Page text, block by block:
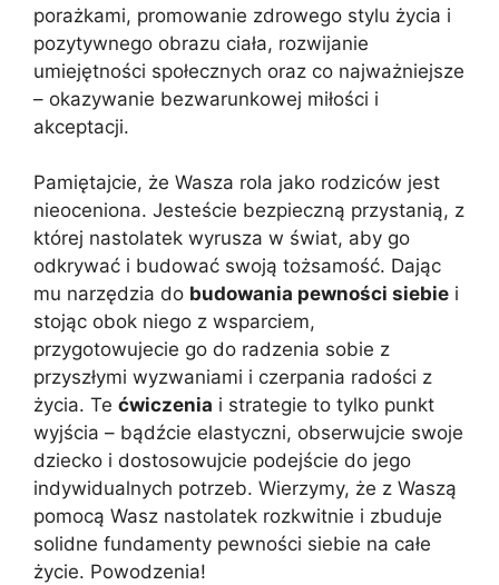
porażkami, promowanie zdrowego stylu życia i
pozytywnego obrazu ciała, rozwijanie
umiejętności społecznych oraz co najważniejsze
– okazywanie bezwarunkowej miłości i
akceptacji.
Pamiętajcie, że Wasza rola jako rodziców jest
nieoceniona. Jesteście bezpieczną przystanią, z
której nastolatek wyrusza w świat, aby go
odkrywać i budować swoją tożsamość. Dając
mu narzędzia do budowania pewności siebie i
stojąc obok niego z wsparciem,
przygotowujecie go do radzenia sobie z
przyszłymi wyzwaniami i czerpania radości z
życia. Te ćwiczenia i strategie to tylko punkt
wyjścia – bądźcie elastyczni, obserwujcie swoje
dziecko i dostosowujcie podejście do jego
indywidualnych potrzeb. Wierzymy, że z Waszą
pomocą Wasz nastolatek rozkwitnie i zbuduje
solidne fundamenty pewności siebie na całe
życie. Powodzenia!